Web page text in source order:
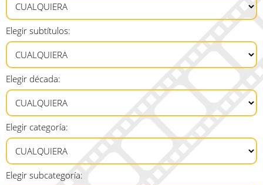
Elegir subtítulos:
Elegir década:
Elegir categoría:
Elegir subcategoría: